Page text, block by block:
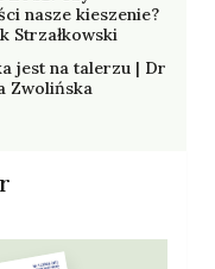
nasze kieszenie?
Strzałkowski
jest na talerzu | Dr
Zwolińska